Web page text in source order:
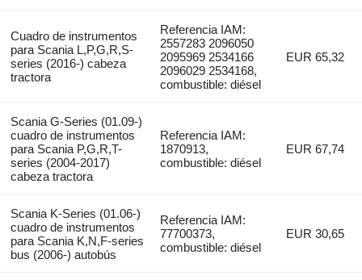
Cuadro de instrumentos
para Scania L,P,G,R,S-
series (2016-) cabeza
tractora
Referencia IAM:
2557283 2096050
2095969 2534166
2096029 2534168,
combustible: diésel
EUR 65,32
Scania G-Series (01.09-)
cuadro de instrumentos
para Scania P,G,R,T-
series (2004-2017)
cabeza tractora
Referencia IAM:
1870913,
combustible: diésel
EUR 67,74
Scania K-Series (01.06-)
cuadro de instrumentos
para Scania K,N,F-series
bus (2006-) autobús
Referencia IAM:
77700373,
combustible: diésel
EUR 30,65